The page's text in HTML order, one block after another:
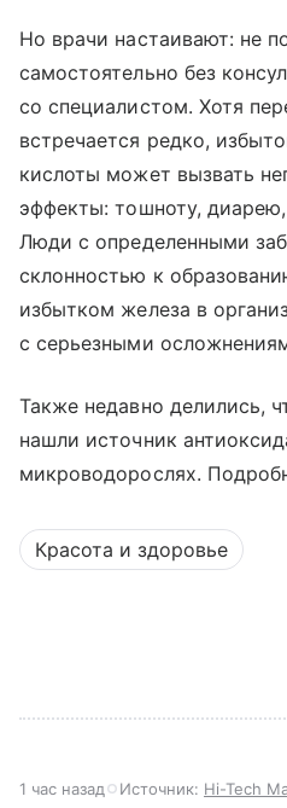
Но врачи настаивают: не
самостоятельно без
со специалистом. Хотя
встречается редко,
кислоты может вызвать
эффекты: тошноту,
Люди с определенными
склонностью к
избытком железа в
с серьезными
Также недавно делились,
нашли источник
микроводорослях.
Красота и здоровье
1 час назад Источник: Hi-Tech